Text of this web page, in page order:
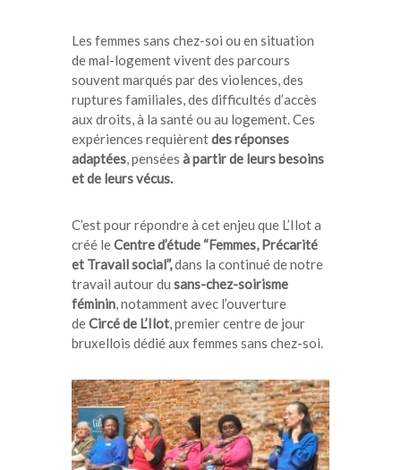
Les femmes sans chez-soi ou en situation
de mal-logement vivent des parcours
souvent marqués par des violences, des
ruptures familiales, des difficultés d’accès
aux droits, à la santé ou au logement. Ces
expériences requièrentdes réponses
adaptées, pensées à partir de leurs besoins
et de leurs vécus.
C’est pour répondre à cet enjeu que L’Ilot a
créé leCentre d’étude “Femmes, Précarité
et Travail social”,dans la continué de notre
travail autour du sans-chez-soirisme
féminin, notamment avec l’ouverture
deCircé de L’Ilot, premier centre de jour
bruxellois dédié aux femmes sans chez-soi.